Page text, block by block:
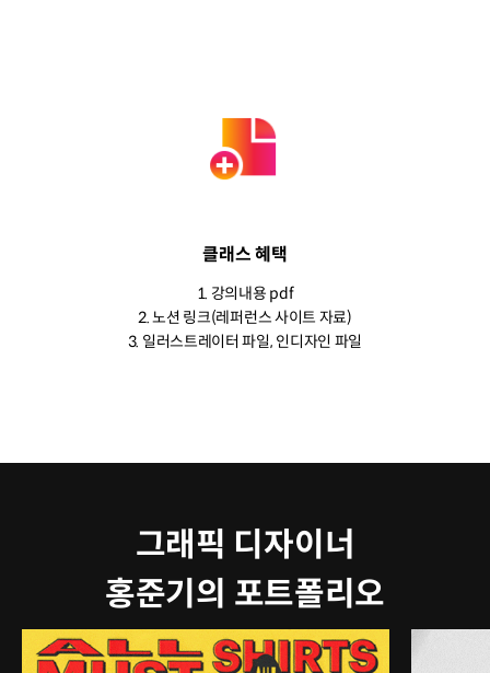
클래스 혜택
1. 강의내용 pdf
2. 노션 링크(레퍼런스 사이트 자료)
3. 일러스트레이터 파일, 인디자인 파일
그래픽 디자이너
홍준기의 포트폴리오